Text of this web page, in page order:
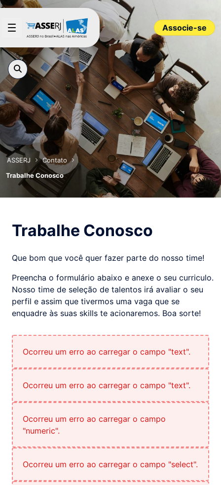
Pular para o Conteúdo principal
Associe-se
ASSERJ
Contato
Trabalhe Conosco
Trabalhe Conosco
Que bom que você quer fazer parte do nosso time!
Preencha o formulário abaixo e anexe o seu curriculo.
Nosso time de seleção de talentos irá avaliar o seu
perfil e assim que tivermos uma vaga que se
enquadre às suas skills te acionaremos. Boa sorte!
Ocorreu um erro ao carregar o campo "text".
Ocorreu um erro ao carregar o campo "text".
Ocorreu um erro ao carregar o campo
"numeric".
Ocorreu um erro ao carregar o campo "select".